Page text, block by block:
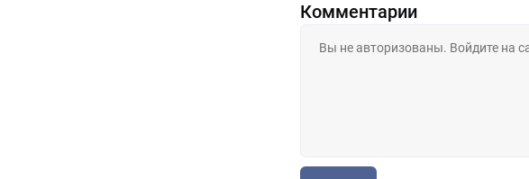
Комментарии